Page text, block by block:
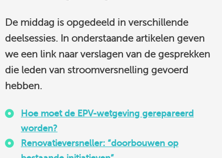
De middag is opgedeeld in verschillende
deelsessies. In onderstaande artikelen geven
we een link naar verslagen van de gesprekken
die leden van stroomversnelling gevoerd
hebben.
Hoe moet de EPV-wetgeving gerepareerd
worden?
Renovatieversneller: “doorbouwen op